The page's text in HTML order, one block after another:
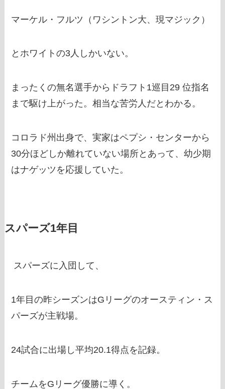
マーケル・フルツ（ワシントン大、現マジック）
とホワイトの3人しかいない。
まったくの無名選手からドラフト1巡目29 位指名
まで駆け上がった。相当な苦労人だとわかる。
コロラド州出身で、実家はペプシ・センターから
30分ほどしか離れていない場所とあって、幼少期
はナゲッツを応援していた。
スパーズ1年目
スパーズに入団して、
1年目の昨シーズンはGリーグのオースティン・ス
パーズが主戦場。
24試合に出場し平均20.1得点を記録。
チームをGリーグ優勝に導く。